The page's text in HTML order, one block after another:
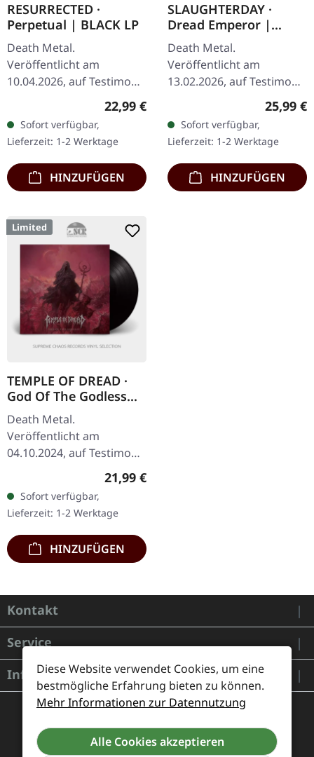
RESURRECTED ·
Perpetual | BLACK LP
Death Metal.
Veröffentlicht am
10.04.2026, auf Testimony
Records. Schwarzes Vinyl
im Standard-Cover.
Enthält 2-seitiges Insert
und polyliniertes…
Regulärer Preis:
22,99 €
Sofort verfügbar,
Lieferzeit: 1-2 Werktage
HINZUFÜGEN
SLAUGHTERDAY ·
Dread Emperor |
PURPLE/YELLOW
SPLATTER LP
Death Metal.
Veröffentlicht am
13.02.2026, auf Testimony
Records. Transparent lila
Vinyl mit gelben Splattern
im Standard-Cover mit
Insert. Limitiert…
25,99 €
Sofort verfügbar,
Lieferzeit: 1-2 Werktage
HINZUFÜGEN
Limited
TEMPLE OF DREAD ·
God Of The Godless
(Re-Release) | BLACK
LP
Death Metal.
Veröffentlicht am
04.10.2024, auf Testimony
Records. Schwarzes Vinyl
im Standard-Cover mit
zweiseitigem Einleger,
gefütterter Innenhülle…
Regulärer Preis:
21,99 €
Sofort verfügbar,
Lieferzeit: 1-2 Werktage
HINZUFÜGEN
Kontakt
Service
Informationen
Diese Website verwendet Cookies, um eine
bestmögliche Erfahrung bieten zu können.
Mehr Informationen zur Datennutzung
Alle Cookies akzeptieren